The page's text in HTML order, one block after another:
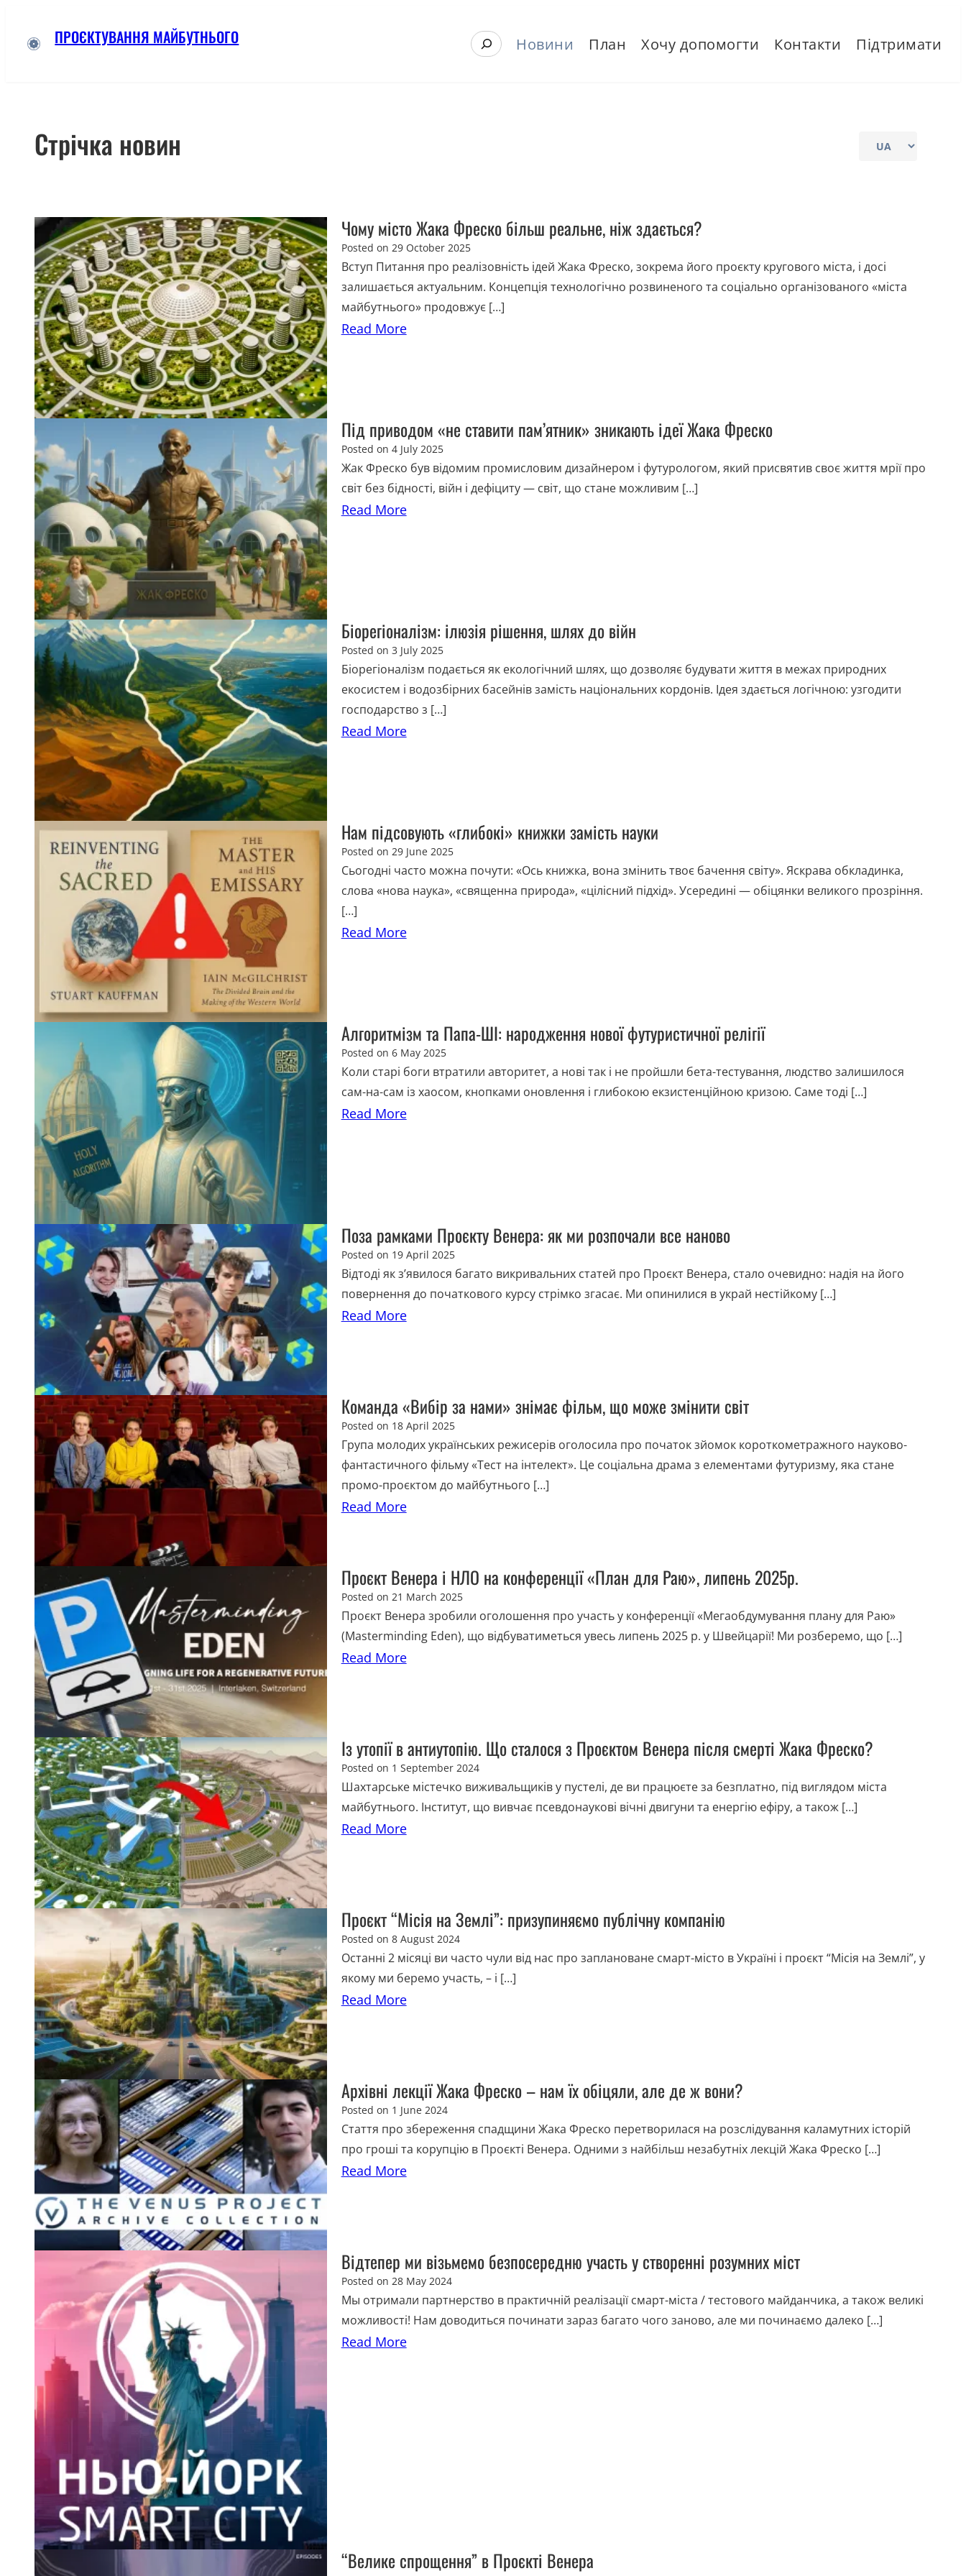
ПРОЄКТУВАННЯ МАЙБУТНЬОГО
S
Новини План Хочу допомогти Контакти Підтримати
Стрічка новин
Choose
Чому місто Жака Фреско більш реальне, ніж здається?
Posted on 29 October 2025
Вступ Питання про реалізовність ідей Жака Фреско, зокрема його проєкту кругового міста, і досі
залишається актуальним. Концепція технологічно розвиненого та соціально організованого «міста
майбутнього» продовжує […]
Read More
Під приводом «не ставити пам’ятник» зникають ідеї Жака Фреско
Posted on 4 July 2025
Жак Фреско був відомим промисловим дизайнером і футурологом, який присвятив своє життя мрії про
світ без бідності, війн і дефіциту — світ, що стане можливим […]
Read More
Біорегіоналізм: ілюзія рішення, шлях до війн
Posted on 3 July 2025
Біорегіоналізм подається як екологічний шлях, що дозволяє будувати життя в межах природних
екосистем і водозбірних басейнів замість національних кордонів. Ідея здається логічною: узгодити
господарство з […]
Read More
Нам підсовують «глибокі» книжки замість науки
Posted on 29 June 2025
Сьогодні часто можна почути: «Ось книжка, вона змінить твоє бачення світу». Яскрава обкладинка,
слова «нова наука», «священна природа», «цілісний підхід». Усередині — обіцянки великого прозріння.
[…]
Read More
Алгоритмізм та Папа-ШІ: народження нової футуристичної релігії
Posted on 6 May 2025
Коли старі боги втратили авторитет, а нові так і не пройшли бета-тестування, людство залишилося
сам-на-сам із хаосом, кнопками оновлення і глибокою екзистенційною кризою. Саме тоді […]
Read More
Поза рамками Проєкту Венера: як ми розпочали все наново
Posted on 19 April 2025
Відтоді як з’явилося багато викривальних статей про Проєкт Венера, стало очевидно: надія на його
повернення до початкового курсу стрімко згасає. Ми опинилися в украй нестійкому […]
Read More
Команда «Вибір за нами» знімає фільм, що може змінити світ
Posted on 18 April 2025
Група молодих українських режисерів оголосила про початок зйомок короткометражного науково-
фантастичного фільму «Тест на інтелект». Це соціальна драма з елементами футуризму, яка стане
промо-проєктом до майбутнього […]
Read More
Проєкт Венера і НЛО на конференції «План для Раю», липень 2025р.
Posted on 21 March 2025
Проєкт Венера зробили оголошення про участь у конференції «Мегаобдумування плану для Раю»
(Masterminding Eden), що відбуватиметься увесь липень 2025 р. у Швейцарії! Ми розберемо, що […]
Read More
Із утопії в антиутопію. Що сталося з Проєктом Венера після смерті Жака Фреско?
Posted on 1 September 2024
Шахтарське містечко виживальщиків у пустелі, де ви працюєте за безплатно, під виглядом міста
майбутнього. Інститут, що вивчає псевдонаукові вічні двигуни та енергію ефіру, а також […]
Read More
Проєкт “Місія на Землі”: призупиняємо публічну компанію
Posted on 8 August 2024
Останні 2 місяці ви часто чули від нас про заплановане смарт-місто в Україні і проєкт “Місія на Землі”, у
якому ми беремо участь, – і […]
Read More
Архівні лекції Жака Фреско – нам їх обіцяли, але де ж вони?
Posted on 1 June 2024
Стаття про збереження спадщини Жака Фреско перетворилася на розслідування каламутних історій
про гроші та корупцію в Проєкті Венера. Одними з найбільш незабутніх лекцій Жака Фреско […]
Read More
Відтепер ми візьмемо безпосередню участь у створенні розумних міст
Posted on 28 May 2024
Мы отримали партнерство в практичній реалізації смарт-міста / тестового майданчика, а також великі
можливості! Нам доводиться починати зараз багато чого заново, але ми починаємо далеко […]
Read More
“Велике спрощення” в Проєкті Венера